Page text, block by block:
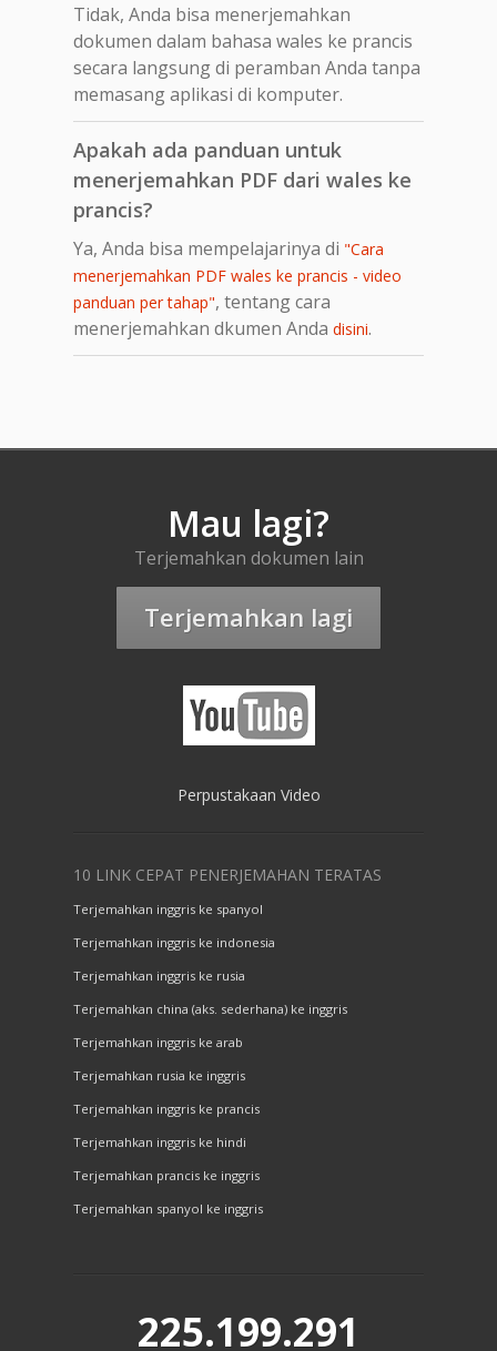
Tidak, Anda bisa menerjemahkan
dokumen dalam bahasa wales ke prancis
secara langsung di peramban Anda tanpa
memasang aplikasi di komputer.
Apakah ada panduan untuk
menerjemahkan PDF dari wales ke
prancis?
Ya, Anda bisa mempelajarinya di "Cara
menerjemahkan PDF wales ke prancis - video
panduan per tahap", tentang cara
menerjemahkan dkumen Anda disini.
Mau lagi?
Terjemahkan dokumen lain
Terjemahkan lagi
Perpustakaan Video
10 LINK CEPAT PENERJEMAHAN TERATAS
Terjemahkan inggris ke spanyol
Terjemahkan inggris ke indonesia
Terjemahkan inggris ke rusia
Terjemahkan china (aks. sederhana) ke inggris
Terjemahkan inggris ke arab
Terjemahkan rusia ke inggris
Terjemahkan inggris ke prancis
Terjemahkan inggris ke hindi
Terjemahkan prancis ke inggris
Terjemahkan spanyol ke inggris
225.199.291